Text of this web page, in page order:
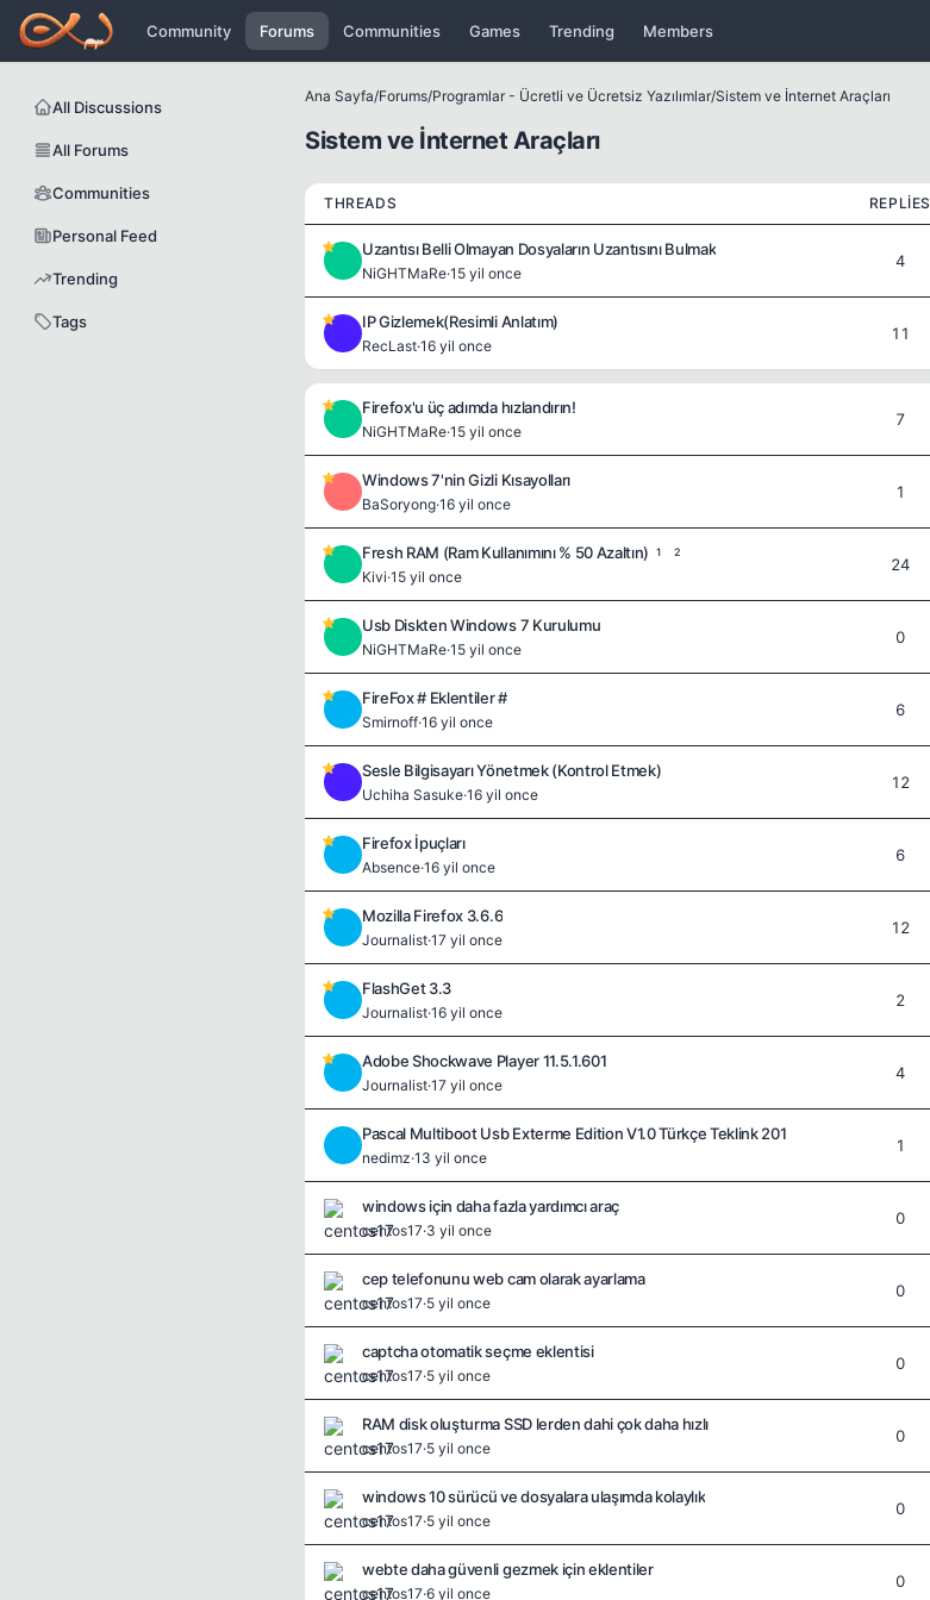
Icerige atla
Community Forums Communities Games Trending Members
All Discussions
All Forums
Communities
Personal Feed
Trending
Tags
Ana Sayfa/Forums/Programlar - Ücretli ve Ücretsiz Yazılımlar/Sistem ve İnternet Araçları
Sistem ve İnternet Araçları
THREADS REPLIES
Uzantısı Belli Olmayan Dosyaların Uzantısını Bulmak
NiGHTMaRe·15 yil once
4
IP Gizlemek(Resimli Anlatım)
RecLast·16 yil once
11
Firefox'u üç adımda hızlandırın!
NiGHTMaRe·15 yil once
7
Windows 7'nin Gizli Kısayolları
BaSoryong·16 yil once
1
Fresh RAM (Ram Kullanımını % 50 Azaltın) 1 2
Kivi·15 yil once
24
Usb Diskten Windows 7 Kurulumu
NiGHTMaRe·15 yil once
0
FireFox # Eklentiler #
Smirnoff·16 yil once
6
Sesle Bilgisayarı Yönetmek (Kontrol Etmek)
Uchiha Sasuke·16 yil once
12
Firefox İpuçları
Absence·16 yil once
6
Mozilla Firefox 3.6.6
Journalist·17 yil once
12
FlashGet 3.3
Journalist·16 yil once
2
Adobe Shockwave Player 11.5.1.601
Journalist·17 yil once
4
Pascal Multiboot Usb Exterme Edition V1.0 Türkçe Teklink 201
nedimz·13 yil once
1
windows için daha fazla yardımcı araç
centos17·3 yil once
0
cep telefonunu web cam olarak ayarlama
centos17·5 yil once
0
captcha otomatik seçme eklentisi
centos17·5 yil once
0
RAM disk oluşturma SSD lerden dahi çok daha hızlı
centos17·5 yil once
0
windows 10 sürücü ve dosyalara ulaşımda kolaylık
centos17·5 yil once
0
webte daha güvenli gezmek için eklentiler
centos17·6 yil once
0